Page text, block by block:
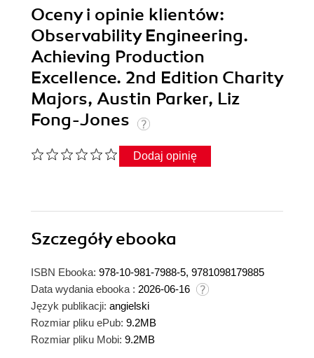
Oceny i opinie klientów:
Observability Engineering.
Achieving Production
Excellence. 2nd Edition Charity
Majors, Austin Parker, Liz
Fong-Jones
Dodaj opinię
Szczegółyebooka
ISBN Ebooka: 978-10-981-7988-5, 9781098179885
Data wydania ebooka : 2026-06-16
Język publikacji: angielski
Rozmiar pliku ePub: 9.2MB
Rozmiar pliku Mobi: 9.2MB